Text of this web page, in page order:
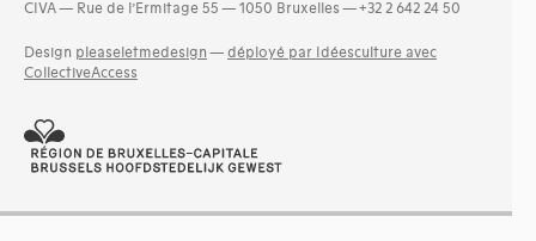
CIVA — Rue de l’Ermitage 55 — 1050 Bruxelles — +32 2 642 24 50
Design pleaseletmedesign — déployé par Idéesculture avec
CollectiveAccess